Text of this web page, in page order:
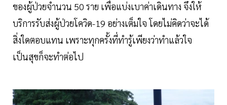
ของผู้ป่วยจำนวน 50 ราย เพื่อแบ่งเบาค่าเดินทาง จึงให้
บริการรับส่งผู้ป่วยโควิด-19 อย่างเต็มใจ โดยไม่คิดว่าจะได้
สิ่งใดตอบแทน เพราะทุกครั้งที่ทำรู้เพียงว่าทำแล้วใจ
เป็นสุขก็จะทำต่อไป